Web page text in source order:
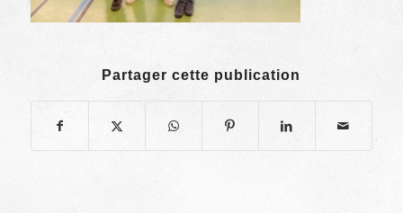
Partager cette publication